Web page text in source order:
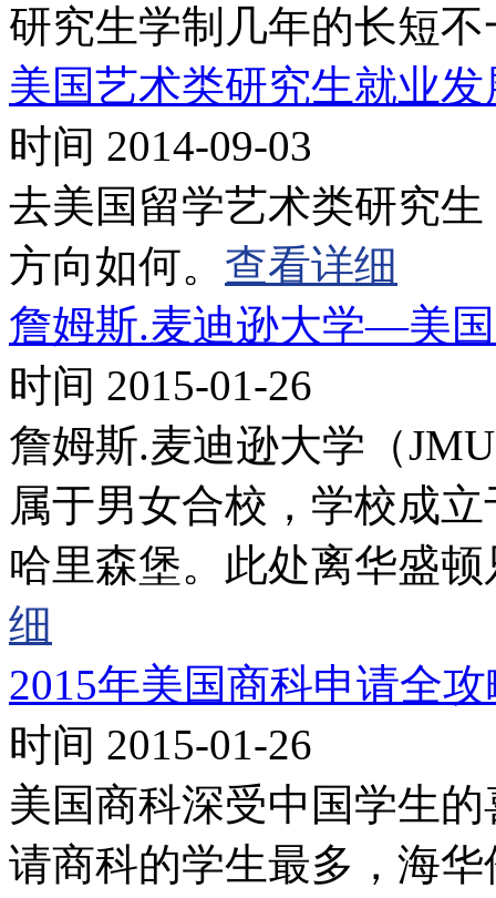
研究生学制几年的长短不
美国艺术类研究生就业发
时间 2014-09-03
去美国留学艺术类研究
方向如何。 查看详细
詹姆斯.麦迪逊大学—美
时间 2015-01-26
詹姆斯.麦迪逊大学（
属于男女合校，学校成
哈里森堡。此处离华盛
细
2015年美国商科申请全
时间 2015-01-26
美国商科深受中国学生
请商科的学生最多，海